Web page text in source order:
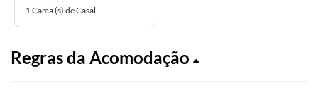
1 Cama (s) de Casal
Regras da Acomodação